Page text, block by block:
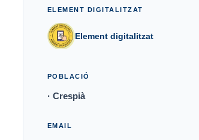
ELEMENT DIGITALITZAT
Element digitalitzat
POBLACIÓ
· Crespià
EMAIL